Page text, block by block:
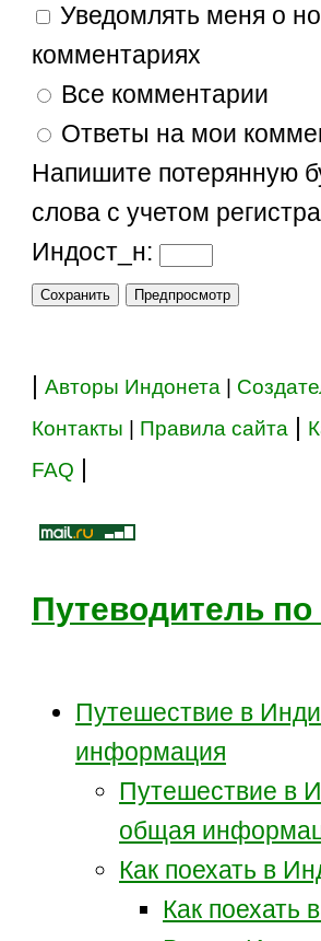
Уведомлять меня о
комментариях
Все комментарии
Ответы на мои
Напишите потерянную
слова с учетом
Индост_н:
|Авторы Индонета
Контакты Правила сайта
FAQ
Путеводитель
Путешествие в
информация
Путешествие в
общая
Как поехать в
Как поехать